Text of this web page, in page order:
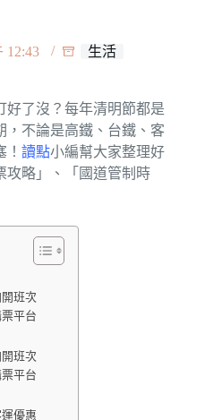
12:43 生活
好了沒？每年清明節都是
，不論是高鐵、台鐵、客
讀點小編幫大家整理好
攻略」、「國道管制時
班次
平台
班次
平台
優惠